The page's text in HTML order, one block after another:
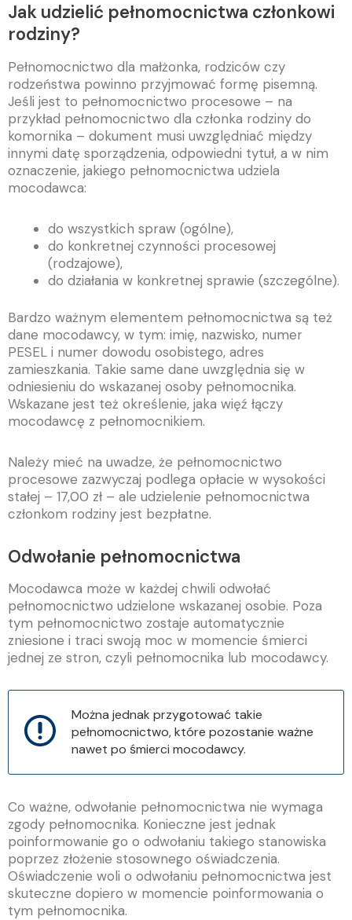
Jak udzielić pełnomocnictwa członkowi
rodziny?
Pełnomocnictwo dla małżonka, rodziców czy
rodzeństwa powinno przyjmować formę pisemną.
Jeśli jest to pełnomocnictwo procesowe – na
przykład pełnomocnictwo dla członka rodziny do
komornika – dokument musi uwzględniać między
innymi datę sporządzenia, odpowiedni tytuł, a w nim
oznaczenie, jakiego pełnomocnictwa udziela
mocodawca:
do wszystkich spraw (ogólne),
do konkretnej czynności procesowej
(rodzajowe),
do działania w konkretnej sprawie (szczególne).
Bardzo ważnym elementem pełnomocnictwa są też
dane mocodawcy, w tym: imię, nazwisko, numer
PESEL i numer dowodu osobistego, adres
zamieszkania. Takie same dane uwzględnia się w
odniesieniu do wskazanej osoby pełnomocnika.
Wskazane jest też określenie, jaka więź łączy
mocodawcę z pełnomocnikiem.
Należy mieć na uwadze, że pełnomocnictwo
procesowe zazwyczaj podlega opłacie w wysokości
stałej – 17,00 zł – ale udzielenie pełnomocnictwa
członkom rodziny jest bezpłatne.
Odwołanie pełnomocnictwa
Mocodawca może w każdej chwili odwołać
pełnomocnictwo udzielone wskazanej osobie. Poza
tym pełnomocnictwo zostaje automatycznie
zniesione i traci swoją moc w momencie śmierci
jednej ze stron, czyli pełnomocnika lub mocodawcy.
Można jednak przygotować takie
pełnomocnictwo, które pozostanie ważne
nawet po śmierci mocodawcy.
Co ważne, odwołanie pełnomocnictwa nie wymaga
zgody pełnomocnika. Konieczne jest jednak
poinformowanie go o odwołaniu takiego stanowiska
poprzez złożenie stosownego oświadczenia.
Oświadczenie woli o odwołaniu pełnomocnictwa jest
skuteczne dopiero w momencie poinformowania o
tym pełnomocnika.